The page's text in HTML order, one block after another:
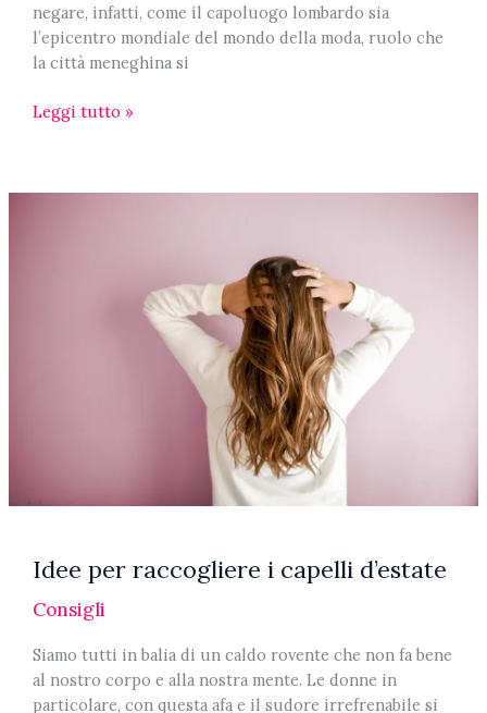
negare, infatti, come il capoluogo lombardo sia
l’epicentro mondiale del mondo della moda, ruolo che
la città meneghina si
Dove
Leggi tutto »
Idee per raccogliere i capelli d’estate
Consigli
Siamo tutti in balia di un caldo rovente che non fa bene
al nostro corpo e alla nostra mente. Le donne in
particolare, con questa afa e il sudore irrefrenabile si